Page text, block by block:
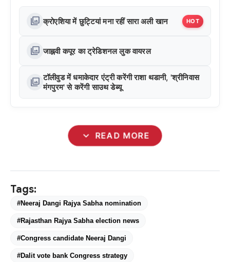
photo_library क्रोएशिया में छुट्टियां मना रहीं सारा अली खान HOT
photo_library जाह्नवी कपूर का ट्रेडिशनल लुक वायरल
photo_library टॉलीवुड में धमाकेदार एंट्री करेंगी राशा थडानी, 'श्रीनिवास
मंगपुरम' से करेंगी साउथ डेब्यू
expand_more READ MORE
Tags:
#Neeraj Dangi Rajya Sabha nomination
#Rajasthan Rajya Sabha election news
#Congress candidate Neeraj Dangi
#Dalit vote bank Congress strategy